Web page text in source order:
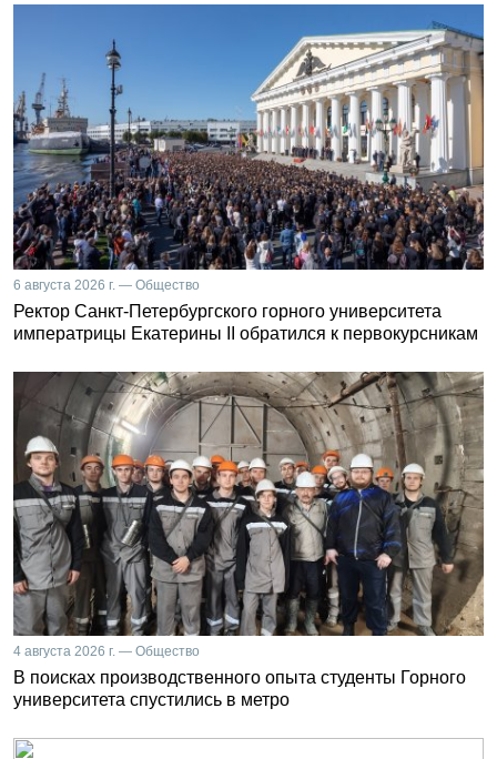
6 августа 2026 г. — Общество
Ректор Санкт-Петербургского горного университета
императрицы Екатерины II обратился к первокурсникам
4 августа 2026 г. — Общество
В поисках производственного опыта студенты Горного
университета спустились в метро